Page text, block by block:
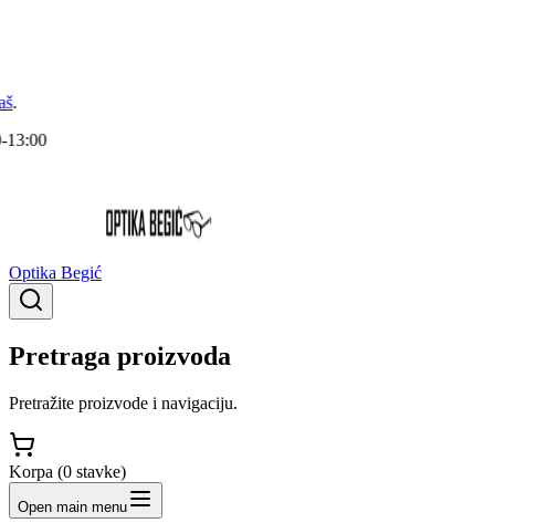
Optika Begić
Pretraga proizvoda
Pretražite proizvode i navigaciju.
Korpa (0 stavke)
Open main menu